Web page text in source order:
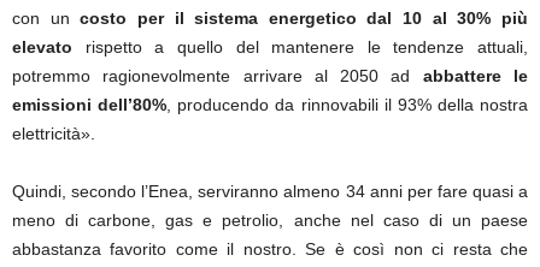
con un costo per il sistema energetico dal 10 al 30% più
elevato
rispetto a quello del mantenere le tendenze attuali,
potremmo ragionevolmente arrivare al 2050 ad
abbattere le
emissioni dell’80% , producendo da rinnovabili il 93% della nostra
elettricità».
Quindi, secondo l’Enea, serviranno almeno 34 anni per fare quasi a
meno di carbone, gas e petrolio, anche nel caso di un paese
abbastanza favorito come il nostro. Se è così non ci resta che